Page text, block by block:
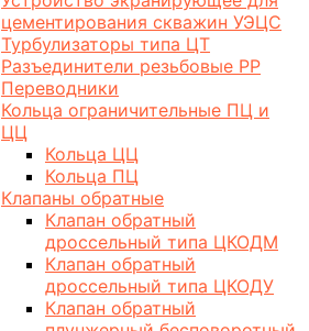
цементирования скважин УЭЦС
Турбулизаторы типа ЦТ
Разъединители резьбовые РР
Переводники
Кольца ограничительные ПЦ и
ЦЦ
Кольца ЦЦ
Кольца ПЦ
Клапаны обратные
Клапан обратный
дроссельный типа ЦКОДМ
Клапан обратный
дроссельный типа ЦКОДУ
Клапан обратный